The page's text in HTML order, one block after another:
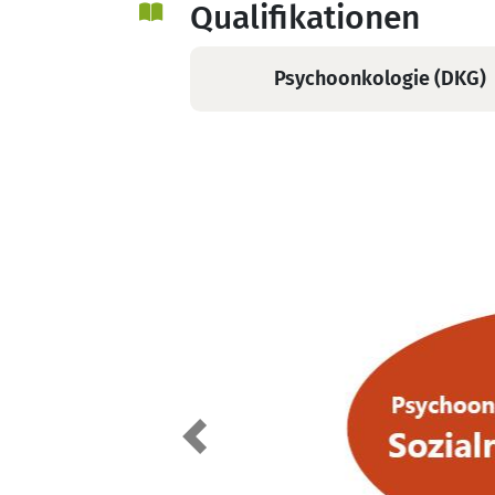
(DKG)
Qualifikationen
Psychoonkologie (DKG)
Previous